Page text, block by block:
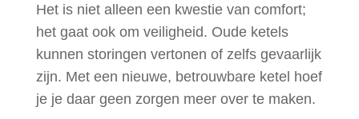
Het is niet alleen een kwestie van comfort;
het gaat ook om veiligheid. Oude ketels
kunnen storingen vertonen of zelfs gevaarlijk
zijn. Met een nieuwe, betrouwbare ketel hoef
je je daar geen zorgen meer over te maken.